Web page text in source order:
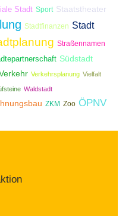
Stadt Sport Staatstheater
Stadtfinanzen Stadt
Straßennamen
Südstadt
Verkehrsplanung Vielfalt
Waldstadt
ZKM Zoo ÖPNV